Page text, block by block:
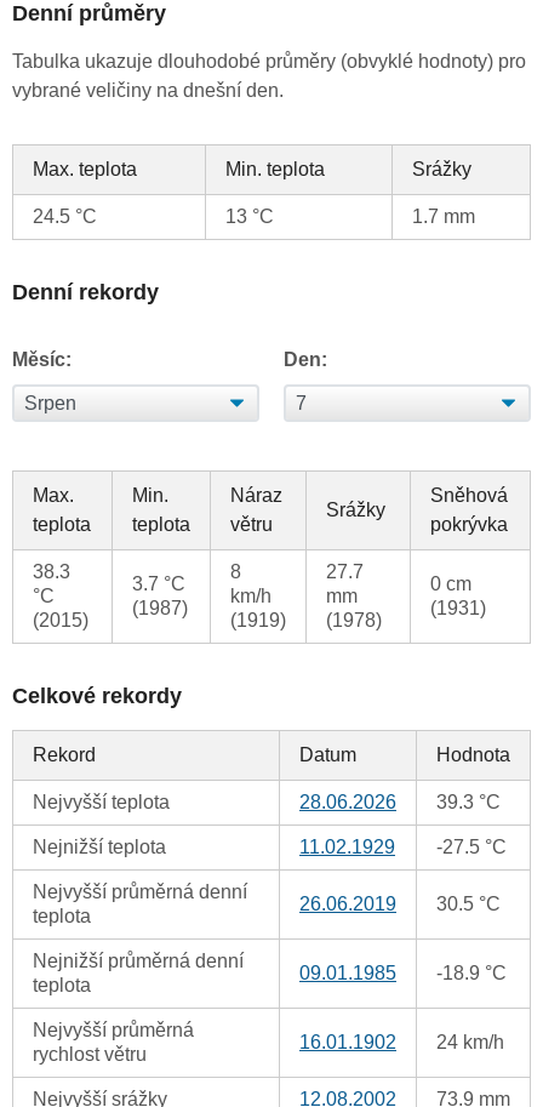
Denní průměry
Tabulka ukazuje dlouhodobé průměry (obvyklé hodnoty) pro
vybrané veličiny na dnešní den.
Max. teplota Min. teplota Srážky
24.5 °C 13 °C 1.7 mm
Denní rekordy
Měsíc: Den:
Max.
teplota
Min.
teplota
Náraz
větru
Srážky
Sněhová
pokrývka
38.3
°C
(2015)
3.7 °C
(1987)
8
km/h
(1919)
27.7
mm
(1978)
0 cm
(1931)
Celkové rekordy
Rekord Datum Hodnota
Nejvyšší teplota 28.06.2026 39.3 °C
Nejnižší teplota 11.02.1929 -27.5 °C
Nejvyšší průměrná denní
teplota
26.06.2019 30.5 °C
Nejnižší průměrná denní
teplota
09.01.1985 -18.9 °C
Nejvyšší průměrná
rychlost větru
16.01.1902 24 km/h
Nejvyšší srážky 12.08.2002 73.9 mm